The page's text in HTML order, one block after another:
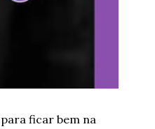
ficar bem na